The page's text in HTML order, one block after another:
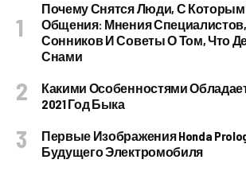
Почему Снятся Люди, С
Общения: Мнения
Сонников И Советы О Том, Что
Снами
Какими Особенностями
2021 Год Быка
Первые Изображения Honda
Будущего Электромобиля